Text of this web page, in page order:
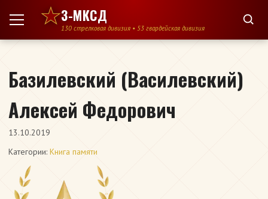
Перейти к содержимому
3-МКСД
130 стрелковая дивизия • 53 гвардейская дивизия
Базилевский (Василевский)
Алексей Федорович
13.10.2019
Категории: Книга памяти